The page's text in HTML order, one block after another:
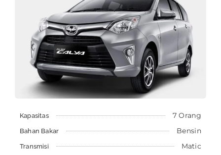
Kapasitas 7 Orang
Bahan Bakar Bensin
Transmisi Matic